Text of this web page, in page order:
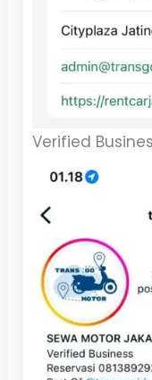
Verified